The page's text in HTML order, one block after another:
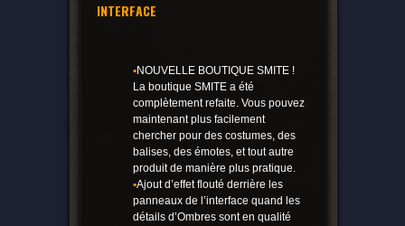
INTERFACE
•NOUVELLE BOUTIQUE SMITE !
La boutique SMITE a été
complètement refaite. Vous pouvez
maintenant plus facilement
chercher pour des costumes, des
balises, des émotes, et tout autre
produit de manière plus pratique.
•Ajout d’effet flouté derrière les
panneaux de l’interface quand les
détails d’Ombres sont en qualité